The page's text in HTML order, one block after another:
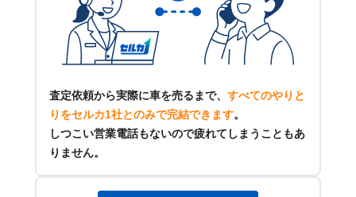
査定依頼から実際に車を売るまで、 すべてのやりと
りをセルカ1社とのみで完結できます。
しつこい営業電話もないので疲れてしまうこともあ
りません。